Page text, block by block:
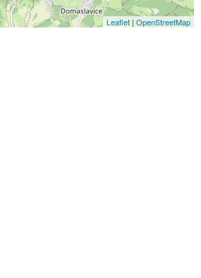
Leaflet | OpenStreetMap